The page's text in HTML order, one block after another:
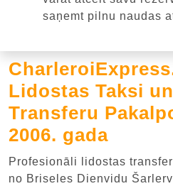
saņemt pilnu naudas
Lidostas Taksi
Transferu
2006. gada
Profesionāli lidostas
no Briseles Dienvidu